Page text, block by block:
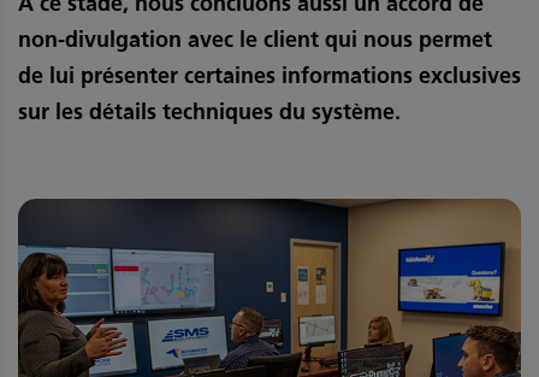
non-divulgation avec le client qui nous permet
de lui présenter certaines informations exclusives
sur les détails techniques du système.